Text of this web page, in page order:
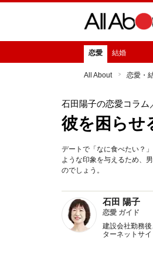
恋愛 結婚
All About 恋愛・
石田陽子の恋愛コラム
彼を困らせ
デートで「なに食べたい？
ような印象を与えるため、
のでしょう。
石田 陽子
恋愛 ガイド
建設会社勤務
ターネットサ